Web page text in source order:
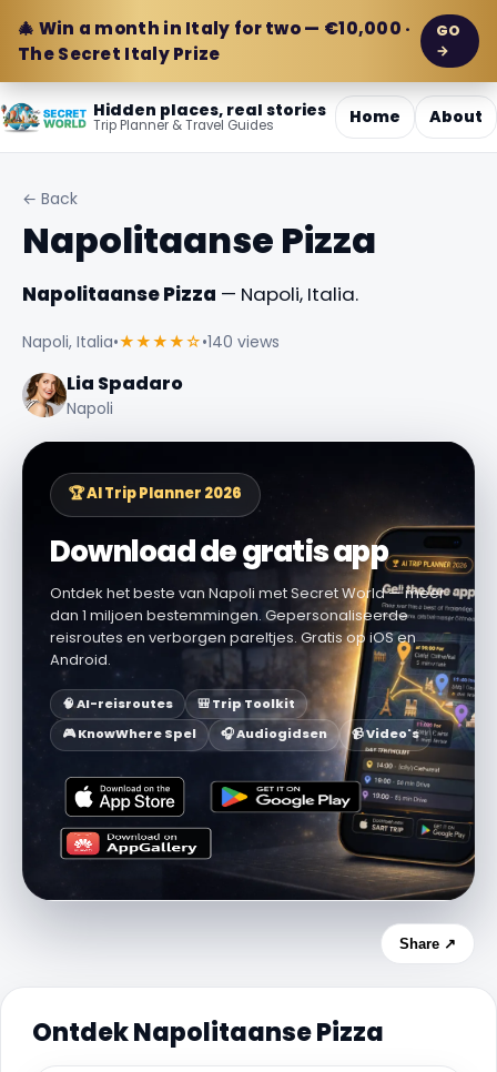
🎄 Win a month in Italy for two — €10,000 ·
The Secret Italy Prize
GO
→
Hidden places, real stories
Trip Planner & Travel Guides Home About
← Back
Napolitaanse Pizza
Napolitaanse Pizza — Napoli, Italia.
Napoli, Italia•★★★★☆•140 views
Lia Spadaro
Napoli
🏆 AI Trip Planner 2026
Download de gratis app
Ontdek het beste van Napoli met Secret World — meer
dan 1 miljoen bestemmingen. Gepersonaliseerde
reisroutes en verborgen pareltjes. Gratis op iOS en
Android.
🧠 AI-reisroutes
🎒 Trip Toolkit
🎮 KnowWhere Spel
🎧 Audiogidsen 📹 Video's
Share ↗
Ontdek Napolitaanse Pizza